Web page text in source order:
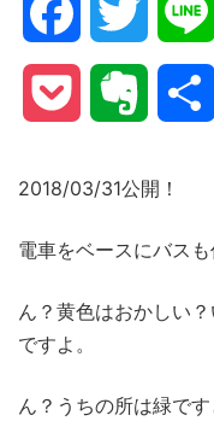
FacebookTwitter
Pocket
2018/03/31公開！
電車をベースにバスも
ん？黄色はおかしい
ですよ。
ん？うちの所は緑で